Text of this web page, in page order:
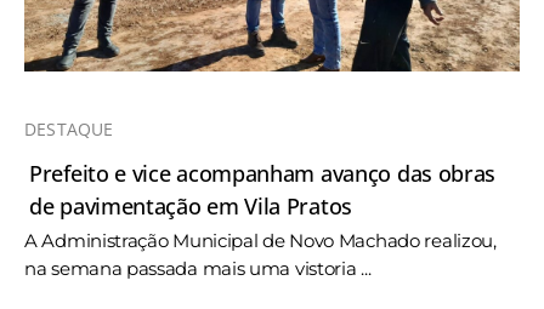
DESTAQUE
Prefeito e vice acompanham avanço das obras
de pavimentação em Vila Pratos
A Administração Municipal de Novo Machado realizou,
na semana passada mais uma vistoria ...